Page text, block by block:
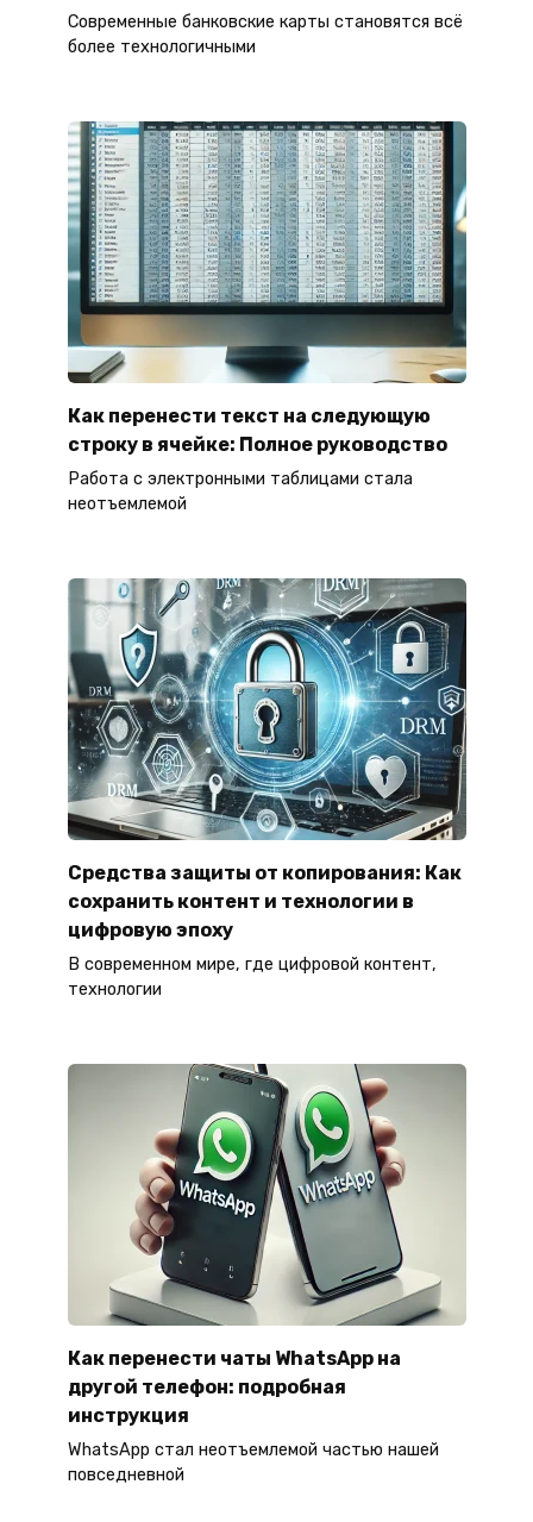
Современные банковские карты становятся всё
более технологичными
Как перенести текст на следующую
строку в ячейке: Полное руководство
Работа с электронными таблицами стала
неотъемлемой
Средства защиты от копирования: Как
сохранить контент и технологии в
цифровую эпоху
В современном мире, где цифровой контент,
технологии
Как перенести чаты WhatsApp на
другой телефон: подробная
инструкция
WhatsApp стал неотъемлемой частью нашей
повседневной